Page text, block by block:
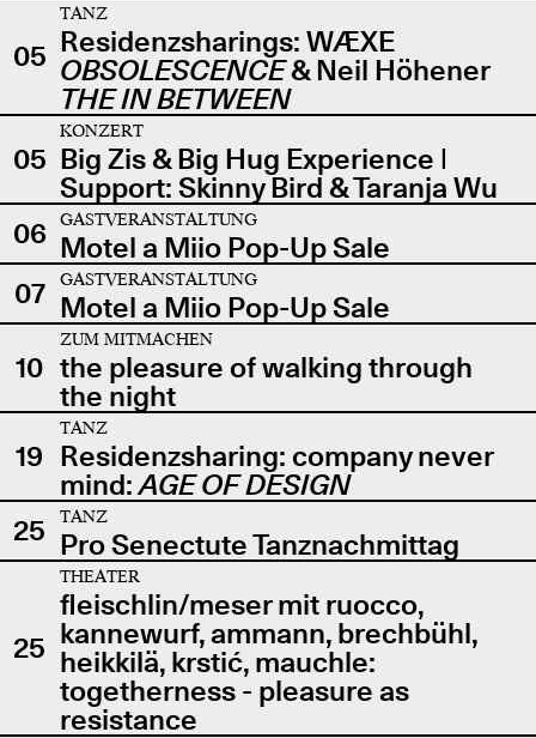
05
TANZ
Residenzsharings: WÆXE
OBSOLESCENCE& Neil Höhener
THE IN BETWEEN
05
KONZERT
Big Zis & Big Hug Experience |
Support: Skinny Bird & Taranja Wu
06
GASTVERANSTALTUNG
Motel a Miio Pop-Up Sale
07
GASTVERANSTALTUNG
Motel a Miio Pop-Up Sale
10
ZUM MITMACHEN
the pleasure of walking through
the night
19
TANZ
Residenzsharing: company never
mind:AGE OF DESIGN
25
TANZ
Pro Senectute Tanznachmittag
25
THEATER
fleischlin/meser mit ruocco,
kannewurf, ammann, brechbühl,
heikkilä, krstić, mauchle:
togetherness - pleasure as
resistance